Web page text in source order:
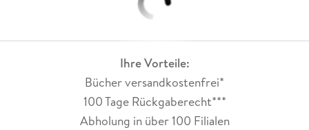
Ihre Vorteile:
Bücher versandkostenfrei*
100 Tage Rückgaberecht***
Abholung in über 100 Filialen